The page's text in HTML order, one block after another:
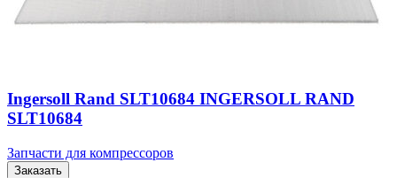
Ingersoll Rand SLT10684 INGERSOLL RAND
SLT10684
Запчасти для компрессоров
Заказать